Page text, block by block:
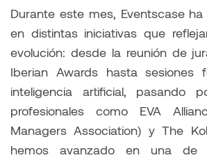
Durante este mes, Eventscase
en distintas iniciativas que
evolución: desde la reunión de
Iberian Awards hasta sesiones
inteligencia artificial, pasando
profesionales como EVA
Managers Association) y The
hemos avanzado en una de